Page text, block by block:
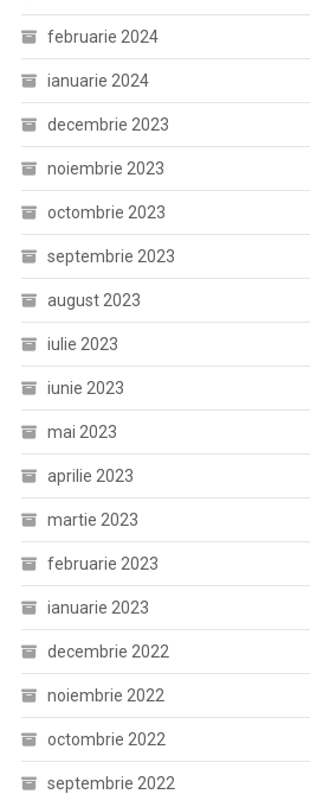
februarie 2024
ianuarie 2024
decembrie 2023
noiembrie 2023
octombrie 2023
septembrie 2023
august 2023
iulie 2023
iunie 2023
mai 2023
aprilie 2023
martie 2023
februarie 2023
ianuarie 2023
decembrie 2022
noiembrie 2022
octombrie 2022
septembrie 2022